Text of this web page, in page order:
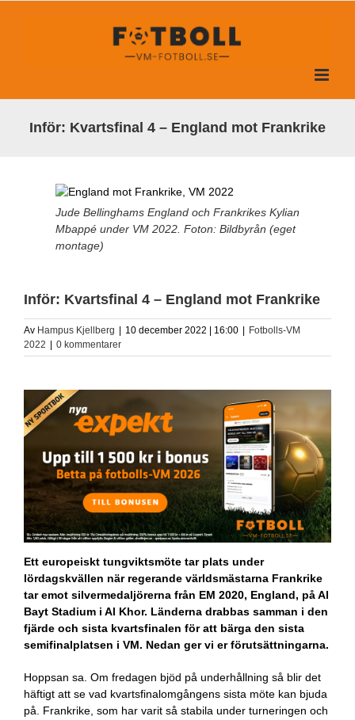
Inför: Kvartsfinal 4 – England mot Frankrike
Jude Bellinghams England och Frankrikes Kylian
Mbappé under VM 2022. Foton: Bildbyrån (eget
montage)
Inför: Kvartsfinal 4 – England mot Frankrike
Av Hampus Kjellberg | 10 december 2022 | 16:00 | Fotbolls-VM
2022 | 0 kommentarer
Ett europeiskt tungviktsmöte tar plats under
lördagskvällen när regerande världsmästarna Frankrike
tar emot silvermedaljörerna från EM 2020, England, på Al
Bayt Stadium i Al Khor. Länderna drabbas samman i den
fjärde och sista kvartsfinalen för att bärga den sista
semifinalplatsen i VM. Nedan ger vi er förutsättningarna.
Hoppsan sa. Om fredagen bjöd på underhållning så blir det
häftigt att se vad kvartsfinalomgångens sista möte kan bjuda
på. Frankrike, som har varit så stabila under turneringen och